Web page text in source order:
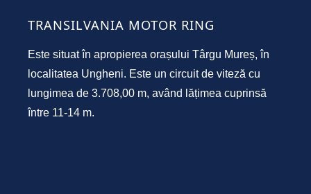
TRANSILVANIA MOTOR RING
Este situat în apropierea orașului Târgu Mureș, în
localitatea Ungheni. Este un circuit de viteză cu
lungimea de 3.708,00 m, având lățimea cuprinsă
între 11-14 m.